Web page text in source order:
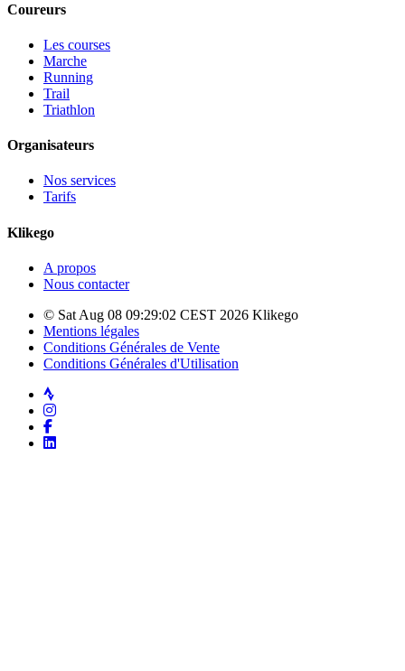
Coureurs
Les courses
Marche
Running
Trail
Triathlon
Organisateurs
Nos services
Tarifs
Klikego
A propos
Nous contacter
© Sat Aug 08 09:29:02 CEST 2026 Klikego
Mentions légales
Conditions Générales de Vente
Conditions Générales d'Utilisation
Strava
Instagram
Facebook
LinkedIn